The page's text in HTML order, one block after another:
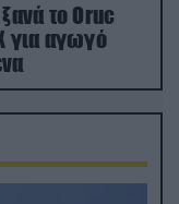
το Oruc
για αγωγό